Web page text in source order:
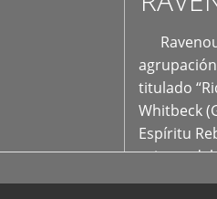
titulado
Whitbeck
Espíritu
oriente